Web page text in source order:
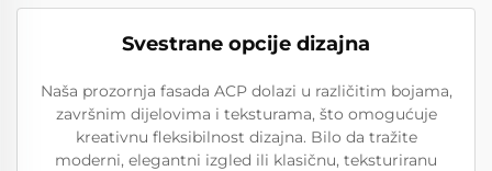
Svestrane opcije dizajna
Naša prozornja fasada ACP dolazi u različitim bojama,
završnim dijelovima i teksturama, što omogućuje
kreativnu fleksibilnost dizajna. Bilo da tražite
moderni, elegantni izgled ili klasičnu, teksturiranu